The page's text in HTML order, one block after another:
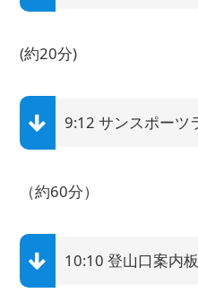
(約20分)
9:12 サンスポーツ
（約60分）
10:10 登山口案内